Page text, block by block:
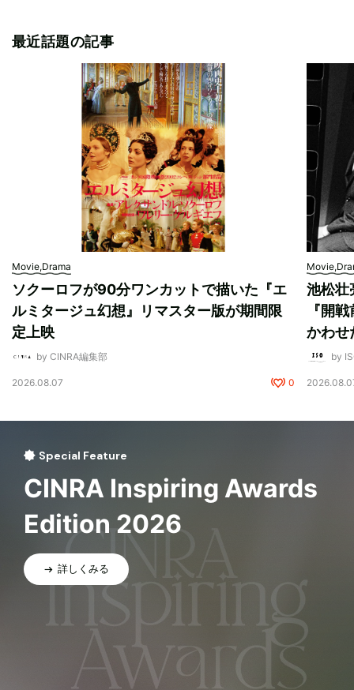
最近話題の記事
Movie,Drama
ソクーロフが90分ワンカットで描いた『エ
ルミタージュ幻想』リマスター版が期間限
定上映
by CINRA編集部
2026.08.07 0
池松壮
『開
かわせ
by
Special Feature
CINRA Inspiring Awards
Edition 2026
詳しくみる